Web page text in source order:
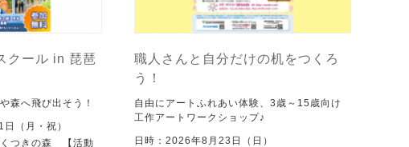
クール in 琵琶
森へ飛び出そう！
（月・祝）
くつきの森 【活動
職人さんと自分だけの机をつくろ
う！
自由にアートふれあい体験、3歳～15歳向け
工作アートワークショップ♪
日時：2026年8月23日（日）